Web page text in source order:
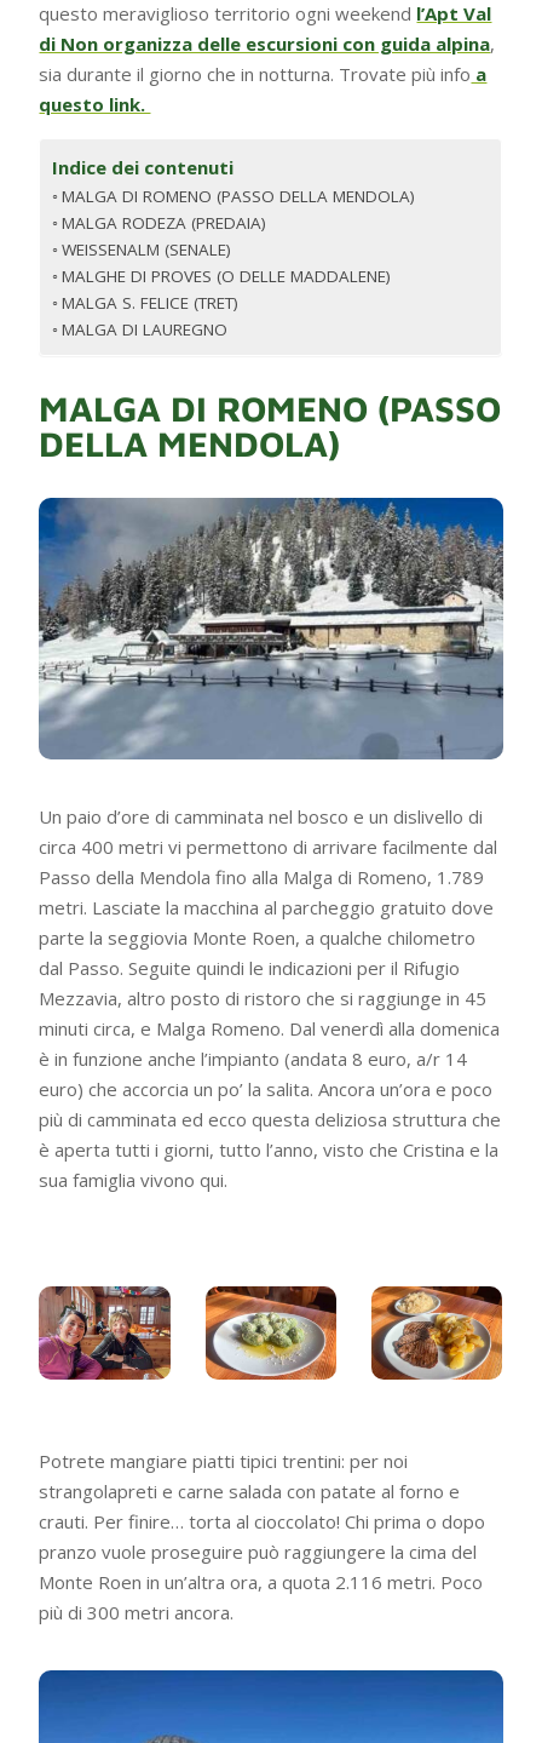
questo meraviglioso territorio ogni weekend l’Apt Val
di Non organizza delle escursioni con guida alpina,
sia durante il giorno che in notturna. Trovate più info a
questo link.
Indice dei contenuti
MALGA DI ROMENO (PASSO DELLA MENDOLA)
MALGA RODEZA (PREDAIA)
WEISSENALM (SENALE)
MALGHE DI PROVES (O DELLE MADDALENE)
MALGA S. FELICE (TRET)
MALGA DI LAUREGNO
MALGA DI ROMENO (PASSO
DELLA MENDOLA)
Un paio d’ore di camminata nel bosco e un dislivello di
circa 400 metri vi permettono di arrivare facilmente dal
Passo della Mendola fino alla Malga di Romeno, 1.789
metri. Lasciate la macchina al parcheggio gratuito dove
parte la seggiovia Monte Roen, a qualche chilometro
dal Passo. Seguite quindi le indicazioni per il Rifugio
Mezzavia, altro posto di ristoro che si raggiunge in 45
minuti circa, e Malga Romeno. Dal venerdì alla domenica
è in funzione anche l’impianto (andata 8 euro, a/r 14
euro) che accorcia un po’ la salita. Ancora un’ora e poco
più di camminata ed ecco questa deliziosa struttura che
è aperta tutti i giorni, tutto l’anno, visto che Cristina e la
sua famiglia vivono qui.
Potrete mangiare piatti tipici trentini: per noi
strangolapreti e carne salada con patate al forno e
crauti. Per finire… torta al cioccolato! Chi prima o dopo
pranzo vuole proseguire può raggiungere la cima del
Monte Roen in un’altra ora, a quota 2.116 metri. Poco
più di 300 metri ancora.